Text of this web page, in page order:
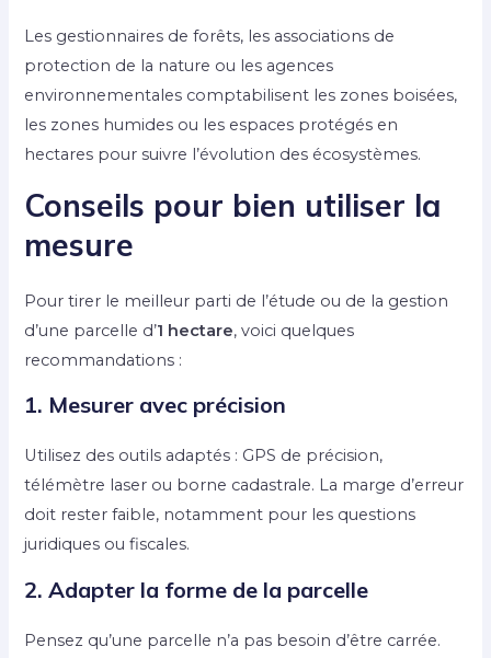
Les gestionnaires de forêts, les associations de
protection de la nature ou les agences
environnementales comptabilisent les zones boisées,
les zones humides ou les espaces protégés en
hectares pour suivre l’évolution des écosystèmes.
Conseils pour bien utiliser la
mesure
Pour tirer le meilleur parti de l’étude ou de la gestion
d’une parcelle d’1 hectare, voici quelques
recommandations :
1. Mesurer avec précision
Utilisez des outils adaptés : GPS de précision,
télémètre laser ou borne cadastrale. La marge d’erreur
doit rester faible, notamment pour les questions
juridiques ou fiscales.
2. Adapter la forme de la parcelle
Pensez qu’une parcelle n’a pas besoin d’être carrée.